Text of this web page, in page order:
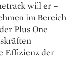
will er –
im Bereich
Plus One
Effizienz der